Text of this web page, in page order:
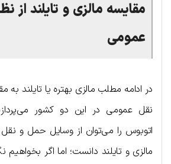
مقایسه مالزی و تایلند از
عمومی
در ادامه مطلب مالزی بهتره یا تایلند
نقل عمومی در این دو کشور
اتوبوس را می‌توان از وسایل حمل و
مالزی و تایلند دانست؛ اما اگر